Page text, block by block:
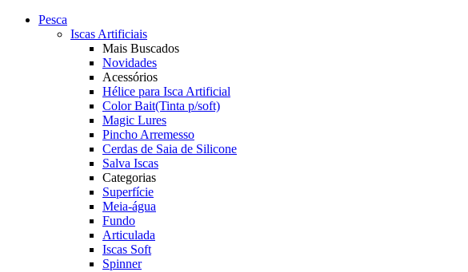
Pesca
Iscas Artificiais
Mais Buscados
Novidades
Acessórios
Hélice para Isca Artificial
Color Bait(Tinta p/soft)
Magic Lures
Pincho Arremesso
Cerdas de Saia de Silicone
Salva Iscas
Categorias
Superfície
Meia-água
Fundo
Articulada
Iscas Soft
Spinner